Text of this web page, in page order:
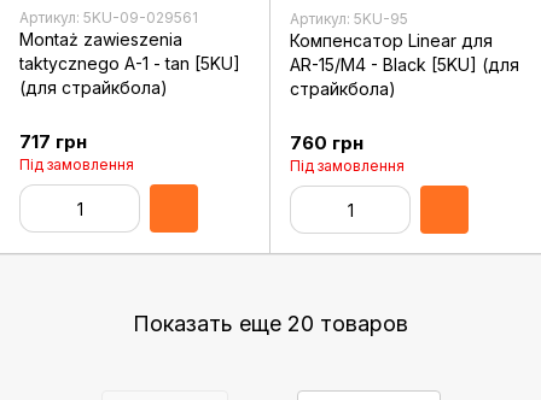
Артикул: 5KU-09-029561
Montaż zawieszenia
taktycznego A-1 - tan [5KU]
(для страйкбола)
717 грн
Під замовлення
Артикул: 5KU-95
Компенсатор Linear для
AR-15/M4 - Black [5KU] (для
страйкбола)
760 грн
Під замовлення
Показать еще 20 товаров